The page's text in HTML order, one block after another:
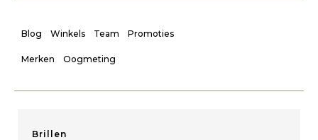
Blog Winkels Team Promoties
Merken Oogmeting
Brillen